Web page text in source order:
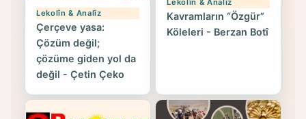
Lekolîn & Analîz
Çerçeve yasa:
Çözüm değil;
çözüme giden yol da
değil - Çetin Çeko
Lekolîn & Analîz
Kavramların “Özgür”
Köleleri - Berzan Botî